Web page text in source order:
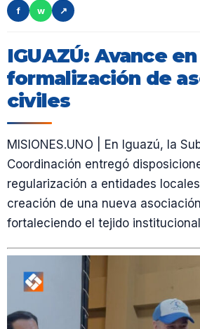
f
w ↗
IGUAZÚ: Avance
formalización de
civiles
MISIONES.UNO | En Iguazú, la
Coordinación entregó
regularización a entidades
creación de una nueva
fortaleciendo el tejido